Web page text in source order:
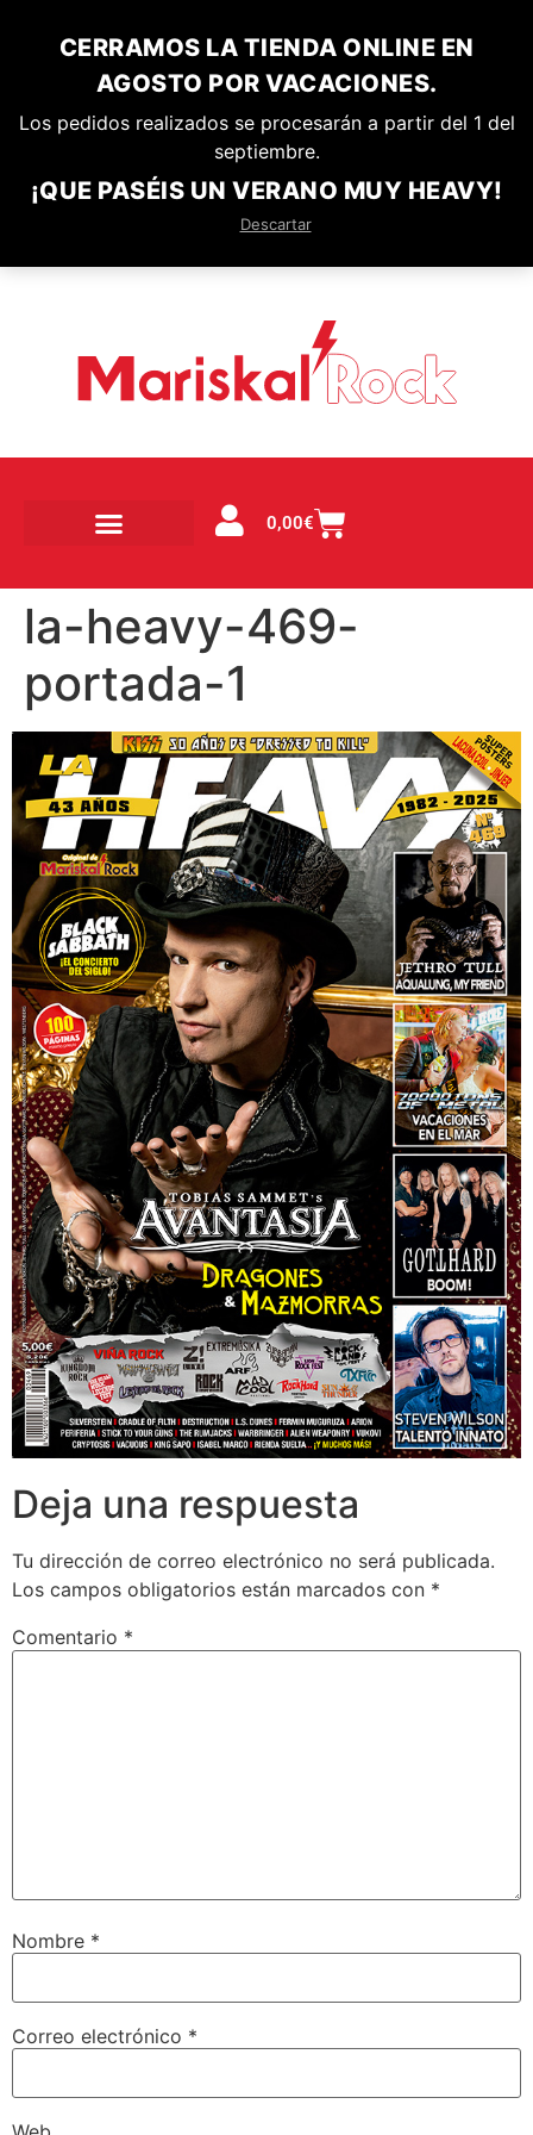
CERRAMOS LA TIENDA ONLINE EN
AGOSTO POR VACACIONES.
Los pedidos realizados se procesarán a partir del 1 del
septiembre.
¡QUE PASÉIS UN VERANO MUY HEAVY!
Descartar
0,00€
la-heavy-469-
portada-1
Deja una respuesta
Tu dirección de correo electrónico no será publicada.
Los campos obligatorios están marcados con *
Comentario *
Nombre *
Correo electrónico *